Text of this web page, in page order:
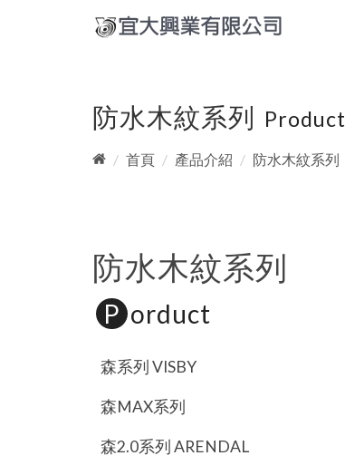
防水木紋系列 Product
首頁 產品介紹 防水木紋系列
防水木紋系列
P orduct
森系列 VISBY
森MAX系列
森2.0系列 ARENDAL